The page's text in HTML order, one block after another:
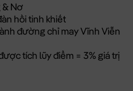
& Nơ
hồi tinh khiết
đường chỉ may Vĩnh Viễn
tích lũy điểm = 3% giá trị